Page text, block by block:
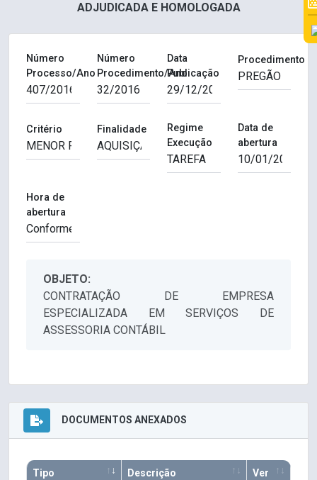
ADJUDICADA E HOMOLOGADA
Número
Processo/Ano
Número
Procedimento/Ano
Data
Publicação
Procedimento
Critério Finalidade
Regime
Execução
Data de
abertura
Hora de
abertura
OBJETO:
CONTRATAÇÃO DE EMPRESA
ESPECIALIZADA EM SERVIÇOS DE
ASSESSORIA CONTÁBIL
DOCUMENTOS ANEXADOS
Tipo Descrição Ver